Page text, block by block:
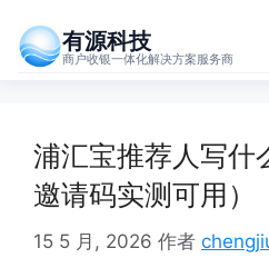
有源科技
商户收银一体化解决方案服务商
浦汇宝推荐人写什
邀请码实测可用）
15 5 月, 2026 作者